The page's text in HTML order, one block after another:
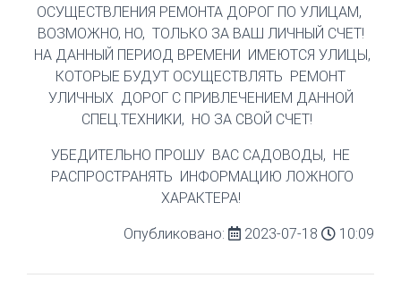
ОСУЩЕСТВЛЕНИЯ РЕМОНТА ДОРОГ ПО УЛИЦАМ,
ВОЗМОЖНО, НО, ТОЛЬКО ЗА ВАШ ЛИЧНЫЙ СЧЕТ!
НА ДАННЫЙ ПЕРИОД ВРЕМЕНИ ИМЕЮТСЯ УЛИЦЫ,
КОТОРЫЕ БУДУТ ОСУЩЕСТВЛЯТЬ РЕМОНТ
УЛИЧНЫХ ДОРОГ С ПРИВЛЕЧЕНИЕМ ДАННОЙ
СПЕЦ.ТЕХНИКИ, НО ЗА СВОЙ СЧЕТ!
УБЕДИТЕЛЬНО ПРОШУ ВАС САДОВОДЫ, НЕ
РАСПРОСТРАНЯТЬ ИНФОРМАЦИЮ ЛОЖНОГО
ХАРАКТЕРА!
Опубликовано: 2023-07-18 10:09